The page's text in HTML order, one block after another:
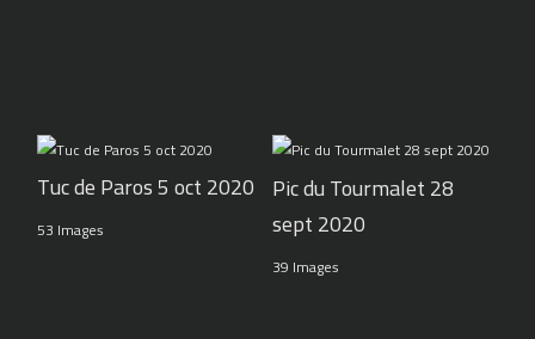
Tuc de Paros 5 oct 2020
53 Images
Pic du Tourmalet 28
sept 2020
39 Images